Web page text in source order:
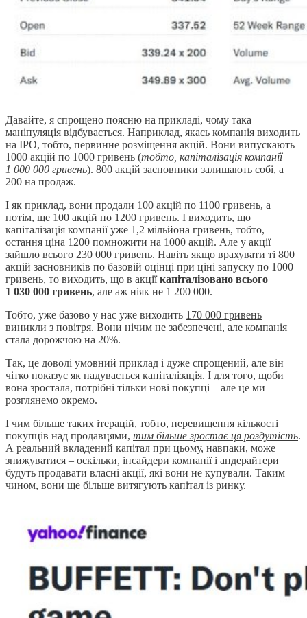
Давайте, я спрощено поясню на прикладі, чому така
маніпуляція відбувається. Наприклад, якась компанія виходить
на IPO, тобто, первинне розміщення акцій. Вони випускають
1000 акцій по 1000 гривень (тобто, капіталізація компанії
1 000 000 гривень). 800 акцій засновники залишають собі, а
200 на продаж.
І як приклад, вони продали 100 акцій по 1100 гривень, а
потім, ще 100 акцій по 1200 гривень. І виходить, що
капіталізація компанії уже 1,2 мільйона гривень, тобто,
остання ціна 1200 помножити на 1000 акцій. Але у акції
зайшло всього 230 000 гривень. Навіть якщо врахувати ті 800
акцій засновників по базовій оцінці при ціні запуску по 1000
гривень, то виходить, що в акціїкапіталізовано всього
1 030 000 гривень, але аж ніяк не 1 200 000.
Тобто, уже базово у нас уже виходить 170 000 гривень
виникли з повітря. Вони нічим не забезпечені, але компанія
стала дорожчою на 20%.
Так, це доволі умовний приклад і дуже спрощений, але він
чітко показує як надувається капіталізація. І для того, щоби
вона зростала, потрібні тільки нові покупці – але це ми
розглянемо окремо.
І чим більше таких ітерацій, тобто, перевищення кількості
покупців над продавцями, тим більше зростає ця роздутість.
А реальний вкладений капітал при цьому, навпаки, може
знижуватися – оскільки, інсайдери компанії і андерайтери
будуть продавати власні акції, які вони не купували. Таким
чином, вони ще більше витягують капітал із ринку.